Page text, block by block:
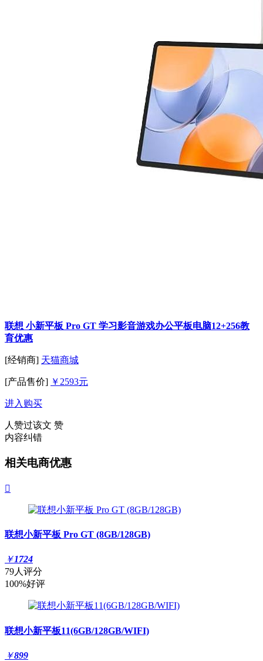
联想 小新平板 Pro GT 学习影音游戏办公平板电脑12+256教
育优惠
[经销商] 天猫商城
[产品售价] ￥2593元
进入购买
人赞过该文 赞
内容纠错
相关电商优惠

联想小新平板 Pro GT (8GB/128GB)
￥1724
79人评分
100%好评
联想小新平板11(6GB/128GB/WIFI)
￥899